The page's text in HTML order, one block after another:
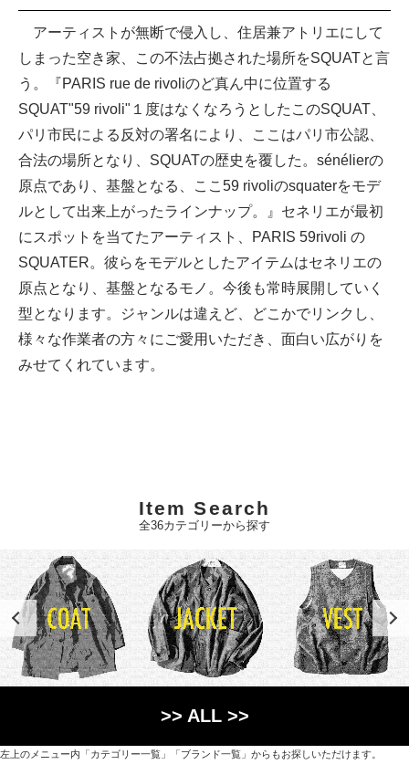
アーティストが無断で侵入し、住居兼アトリエにして
しまった空き家、この不法占拠された場所をSQUATと言
う。『PARIS rue de rivoliのど真ん中に位置する
SQUAT"59 rivoli"１度はなくなろうとしたこのSQUAT、
パリ市民による反対の署名により、ここはパリ市公認、
合法の場所となり、SQUATの歴史を覆した。sénélierの
原点であり、基盤となる、ここ59 rivoliのsquaterをモデ
ルとして出来上がったラインナップ。』セネリエが最初
にスポットを当てたアーティスト、PARIS 59rivoli の
SQUATER。彼らをモデルとしたアイテムはセネリエの
原点となり、基盤となるモノ。今後も常時展開していく
型となります。ジャンルは違えど、どこかでリンクし、
様々な作業者の方々にご愛用いただき、面白い広がりを
みせてくれています。
Item Search
全36カテゴリーから探す
>> ALL >>
左上のメニュー内「カテゴリー一覧」「ブランド一覧」からもお探しいただけます。